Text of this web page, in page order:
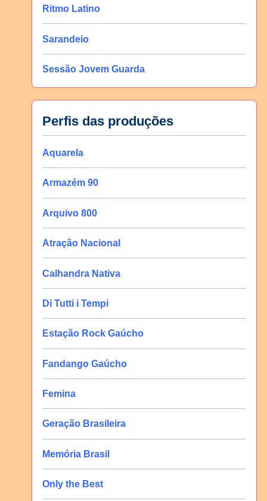
Ritmo Latino
Sarandeio
Sessão Jovem Guarda
Perfis das produções
Aquarela
Armazém 90
Arquivo 800
Atração Nacional
Calhandra Nativa
Di Tutti i Tempi
Estação Rock Gaúcho
Fandango Gaúcho
Femina
Geração Brasileira
Memória Brasil
Only the Best